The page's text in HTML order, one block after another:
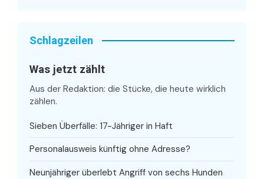
Schlagzeilen
Was jetzt zählt
Aus der Redaktion: die Stücke, die heute wirklich
zählen.
Sieben Überfälle: 17-Jähriger in Haft
Personalausweis künftig ohne Adresse?
Neunjähriger überlebt Angriff von sechs Hunden